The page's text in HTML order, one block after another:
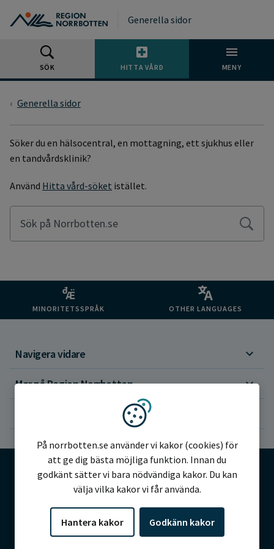
Generella sidor
SÖK HITTA VÅRD MENY
Generella sidor
SÖKSIDA
Söker du en hälsocentral, en mottagning, ett sjukhus eller
en tandvårdsklinik?
Använd Hitta vård-söket istället.
Sök på Norrbotten.se
MINORITETSSPRÅK OTHER LANGUAGES
Navigera vidare
Mer på Region Norrbotten
©2026 Region Norrbotten
Vi använder kakor
På norrbotten.se använder vi kakor (cookies) för
att ge dig bästa möjliga funktion. Innan du
godkänt sätter vi bara nödvändiga kakor. Du kan
välja vilka kakor vi får använda.
Hantera kakor Godkänn kakor